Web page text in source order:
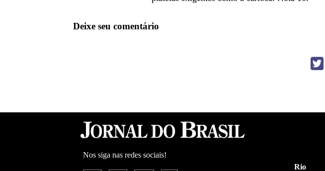
Deixe seu comentário
Nos siga nas redes sociais!
Rio